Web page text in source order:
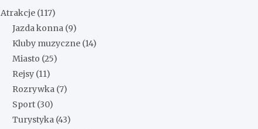
Atrakcje (117)
Jazda konna (9)
Kluby muzyczne (14)
Miasto (25)
Rejsy (11)
Rozrywka (7)
Sport (30)
Turystyka (43)